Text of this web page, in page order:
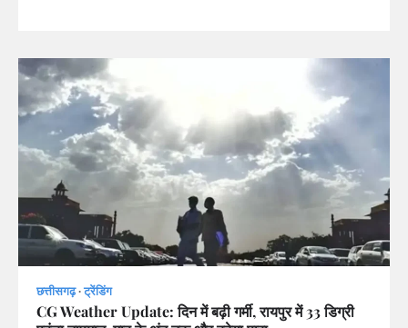
छत्तीसगढ़ ट्रेंडिंग
CG Weather Update: दिन में बढ़ी गर्मी, रायपुर में 33 डिग्री